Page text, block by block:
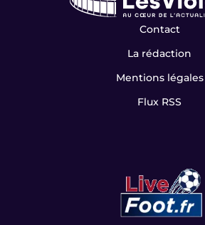
Contact
La rédaction
Mentions légales
Flux RSS